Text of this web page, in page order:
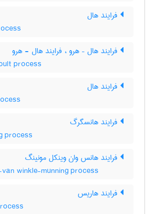
فرایند هال
فرایند هال – هرو ، فرایند هال - هرو
process
فرایند هال
فرایند هانسگرگ
process
فرایند هانس وان وینکل مونینگ
winkle-munning process
فرایند هاریس